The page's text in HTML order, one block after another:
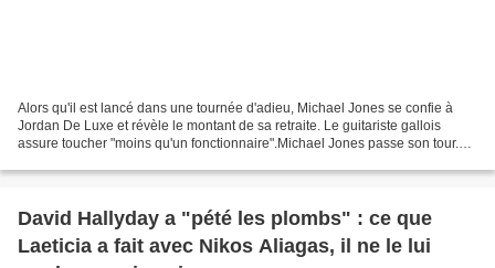
Alors qu'il est lancé dans une tournée d'adieu, Michael Jones se confie à
Jordan De Luxe et révèle le montant de sa retraite. Le guitariste gallois
assure toucher "moins qu'un fonctionnaire".Michael Jones passe son tour.
David Hallyday a "pété les plombs" : ce que
Laeticia a fait avec Nikos Aliagas, il ne le lui